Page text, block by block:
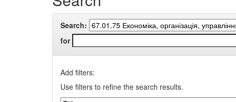
Search:
for
Add filters:
Use filters to refine the search results.